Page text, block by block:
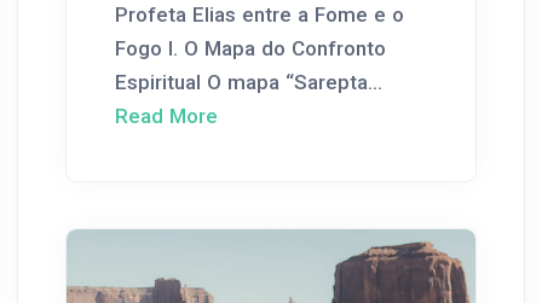
Profeta Elias entre a Fome e o
Fogo I. O Mapa do Confronto
Espiritual O mapa “Sarepta...
Read More